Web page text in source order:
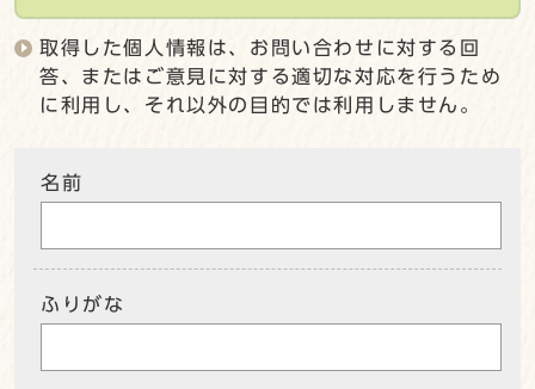
取得した個人情報は、お問い合わせに対する回
答、またはご意見に対する適切な対応を行うため
に利用し、それ以外の目的では利用しません。
名前
ふりがな